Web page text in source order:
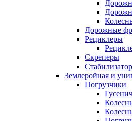
Дорожные
Рециклеры
Скреперы
Землеройная и
Погрузчики